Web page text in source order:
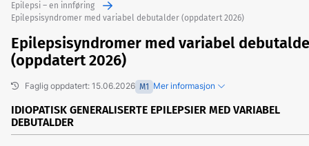
Epilepsi – en innføring
Epilepsisyndromer med variabel debutalder (oppdatert 2026)
Epilepsisyndromer med variabel
(oppdatert 2026)
Faglig oppdatert: 15.06.2026 M1 Mer informasjon
IDIOPATISK GENERALISERTE EPILEPSIER MED VARIABEL
DEBUTALDER